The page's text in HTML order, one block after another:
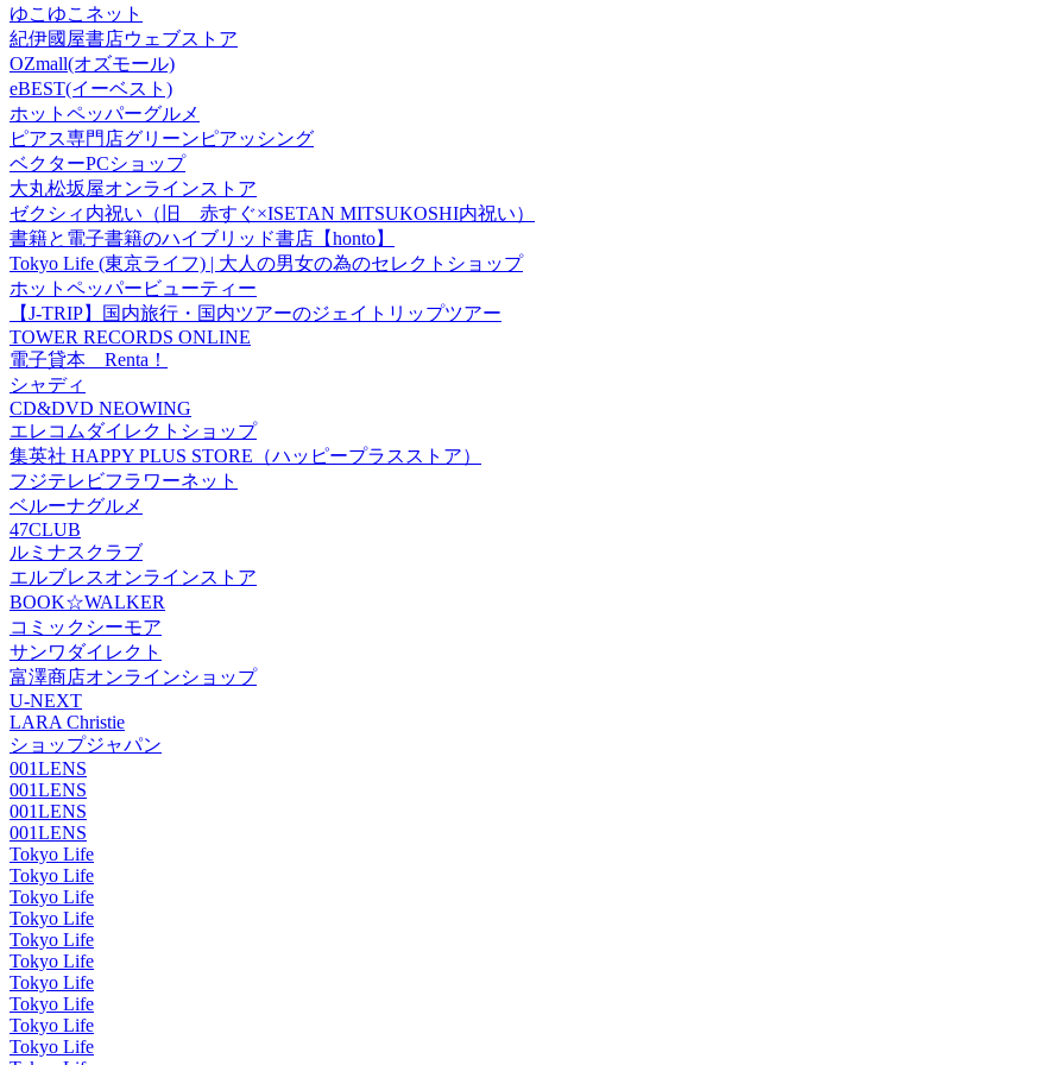
ゆこゆこネット
紀伊國屋書店ウェブストア
OZmall(オズモール)
eBEST(イーベスト)
ホットペッパーグルメ
ピアス専門店グリーンピアッシング
ベクターPCショップ
大丸松坂屋オンラインストア
ゼクシィ内祝い（旧 赤すぐ×ISETAN MITSUKOSHI内祝い）
書籍と電子書籍のハイブリッド書店【honto】
Tokyo Life (東京ライフ) | 大人の男女の為のセレクトショップ
ホットペッパービューティー
【J-TRIP】国内旅行・国内ツアーのジェイトリップツアー
TOWER RECORDS ONLINE
電子貸本 Renta！
シャディ
CD&DVD NEOWING
エレコムダイレクトショップ
集英社 HAPPY PLUS STORE（ハッピープラスストア）
フジテレビフラワーネット
ベルーナグルメ
47CLUB
ルミナスクラブ
エルブレスオンラインストア
BOOK☆WALKER
コミックシーモア
サンワダイレクト
富澤商店オンラインショップ
U-NEXT
LARA Christie
ショップジャパン
001LENS
001LENS
001LENS
001LENS
Tokyo Life
Tokyo Life
Tokyo Life
Tokyo Life
Tokyo Life
Tokyo Life
Tokyo Life
Tokyo Life
Tokyo Life
Tokyo Life